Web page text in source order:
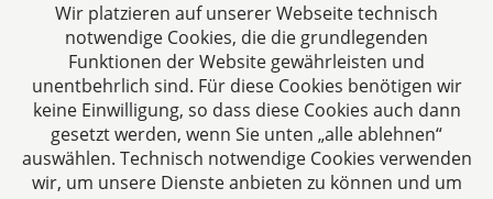
09.05.2017
Beitrag lesen
Zurück 1 Weiter
Wir platzieren auf unserer Webseite technisch
notwendige Cookies, die die grundlegenden
Funktionen der Website gewährleisten und
unentbehrlich sind. Für diese Cookies benötigen wir
keine Einwilligung, so dass diese Cookies auch dann
gesetzt werden, wenn Sie unten „alle ablehnen“
auswählen. Technisch notwendige Cookies verwenden
wir, um unsere Dienste anbieten zu können und um